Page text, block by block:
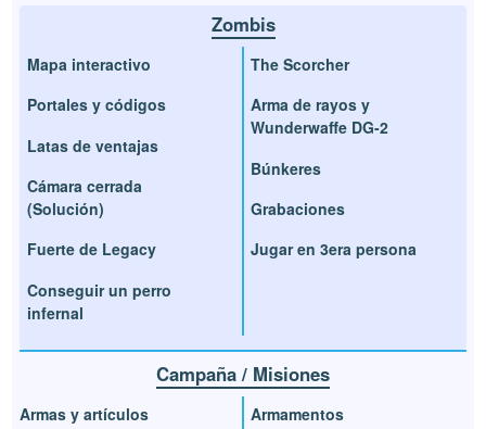
Zombis
Mapa interactivo
Portales y códigos
Latas de ventajas
Cámara cerrada
(Solución)
Fuerte de Legacy
Conseguir un perro
infernal
The Scorcher
Arma de rayos y
Wunderwaffe DG-2
Búnkeres
Grabaciones
Jugar en 3era persona
Campaña / Misiones
Armas y artículos
Armamentos